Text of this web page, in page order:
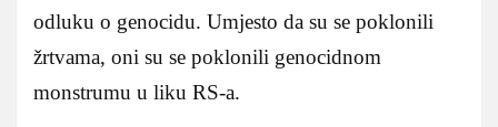
odluku o genocidu. Umjesto da su se poklonili
žrtvama, oni su se poklonili genocidnom
monstrumu u liku RS-a.